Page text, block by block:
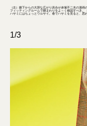
（左）膝下からの大胆な広がり具合が赤塚不二夫の漫
フィッティングルームで腰まわりをよ～く確認すべき。
ハサミにはちょっとウルサイ。巷でハサミを見ると、思
1/3